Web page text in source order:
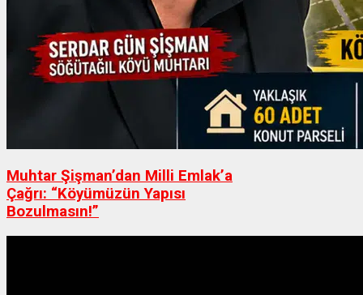
Muhtar Şişman’dan Milli Emlak’a
Çağrı: “Köyümüzün Yapısı
Bozulmasın!”